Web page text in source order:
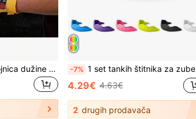
1 par boksačkih zavojnica dužine 1,5/3/3,5 m, elastične zavojnice za ruke za MMA, Muay Thai, karate, trening boksa, sportske potporne trake za zglobove -7% 1 set tankih štitnika za zube prikladnih za hokej, američki nogomet | SISU aerodinamički oblikovani dizajn | Visoka čvrstoća, višekratna upotreba i prozračni
4.29€ 4.63€
2 drugih prodavača